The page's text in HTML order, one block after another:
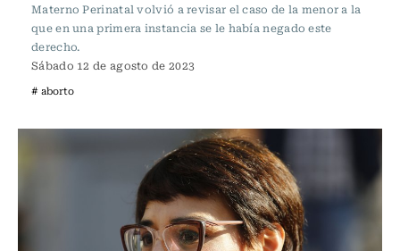
Materno Perinatal volvió a revisar el caso de la menor a la
que en una primera instancia se le había negado este
derecho.
Sábado 12 de agosto de 2023
# aborto